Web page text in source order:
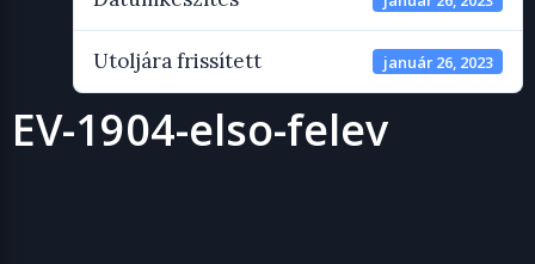
Utoljára frissített január 26, 2023
EV-1904-elso-felev